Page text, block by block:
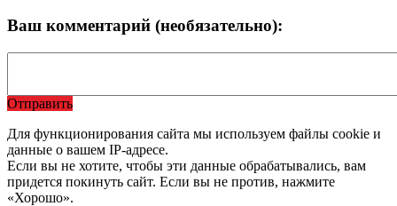
Ваш комментарий (необязательно):
Отправить
Для функционирования сайта мы используем файлы cookie и
данные о вашем IP-адресе.
Если вы не хотите, чтобы эти данные обрабатывались, вам
придется покинуть сайт. Если вы не против, нажмите
«Хорошо».